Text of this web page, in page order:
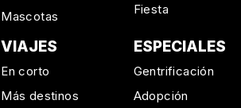
Mascotas
Fiesta
VIAJES
En corto
Más destinos
ESPECIALES
Gentrificación
Adopción